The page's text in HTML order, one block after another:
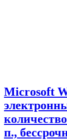
Microsoft
п.,